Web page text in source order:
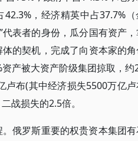
，经济精英中占37.7%
表者的身份，瓜分国有资产
的契机，完成了向资本家的角
产被大资产阶级集团掠取，约
布(其中经济损失5500万亿
战损失的2.5倍。
俄罗斯重要的权贵资本集团